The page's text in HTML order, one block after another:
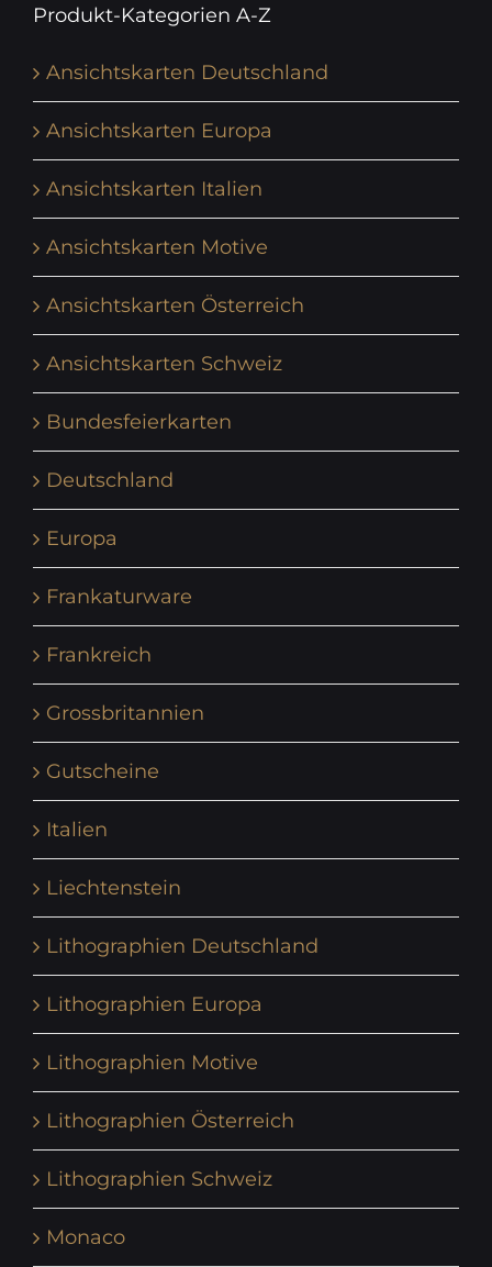
Produkt-Kategorien A-Z
Ansichtskarten Deutschland
Ansichtskarten Europa
Ansichtskarten Italien
Ansichtskarten Motive
Ansichtskarten Österreich
Ansichtskarten Schweiz
Bundesfeierkarten
Deutschland
Europa
Frankaturware
Frankreich
Grossbritannien
Gutscheine
Italien
Liechtenstein
Lithographien Deutschland
Lithographien Europa
Lithographien Motive
Lithographien Österreich
Lithographien Schweiz
Monaco